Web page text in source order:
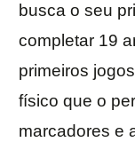
busca o seu
completar 19
primeiros
físico que o
marcadores e